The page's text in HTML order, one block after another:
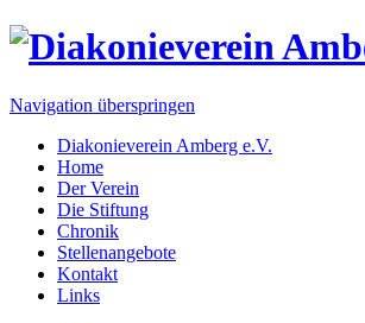
Navigation überspringen
Diakonieverein Amberg e.V.
Home
Der Verein
Die Stiftung
Chronik
Stellenangebote
Kontakt
Links